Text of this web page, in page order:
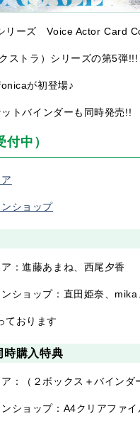
シリーズVoice Actor Card
ストラ）シリーズの第5弾!!!
が初登場♪
トバインダーも同時発売!!
中）
ショップ
：進藤あまね、西尾夕香
ショップ：直田姫奈、mika
ております
時購入特典
：（２ボックス＋バインダ
ショップ：A4クリアファイ